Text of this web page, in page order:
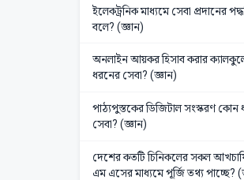
ইলেকট্রনিক মাধ্যমে সেবা প্রদানের
বলে? (জ্ঞান)
অনলাইন আয়কর হিসাব করার
ধরনের সেবা? (জ্ঞান)
পাঠ্যপুস্তকের ডিজিটাল সংস্করণ কোন
সেবা? (জ্ঞান)
দেশের কতটি চিনিকলের সকল
এম এসের মাধ্যমে পূর্জি তথ্য পাচ্ছে?